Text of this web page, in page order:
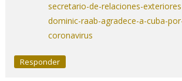
secretario-de-relaciones-
dominic-raab-agradece-a-cuba-
coronavirus
Responder